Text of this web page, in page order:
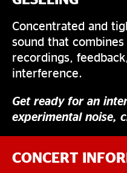
Concentrated and
sound that
recordings,
interference.
Get ready for an
experimental noise,
CONCERT